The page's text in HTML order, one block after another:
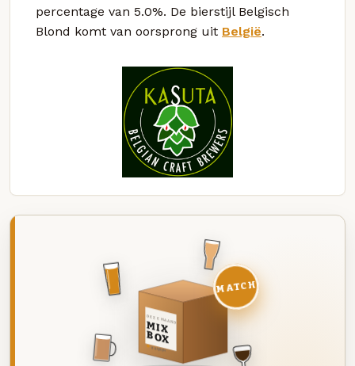
percentage van 5.0%. De bierstijl Belgisch
Blond komt van oorsprong uit België.
DEZE MAAND
MIX
BOX
8 BIEREN
MATCH